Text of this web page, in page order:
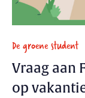
De groene student
Vraag aan
op